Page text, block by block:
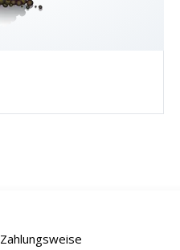
Zahlungsweise